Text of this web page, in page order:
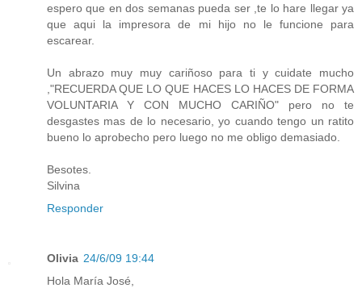
espero que en dos semanas pueda ser ,te lo hare llegar ya
que aqui la impresora de mi hijo no le funcione para
escarear.
Un abrazo muy muy cariñoso para ti y cuidate mucho
,"RECUERDA QUE LO QUE HACES LO HACES DE FORMA
VOLUNTARIA Y CON MUCHO CARIÑO" pero no te
desgastes mas de lo necesario, yo cuando tengo un ratito
bueno lo aprobecho pero luego no me obligo demasiado.
Besotes.
Silvina
Responder
Olivia 24/6/09 19:44
Hola María José,